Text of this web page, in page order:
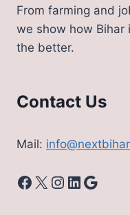
From farming and
we show how Bihar
the better.
Contact Us
Mail:
Facebook
X Instagram
LinkedIn
Google